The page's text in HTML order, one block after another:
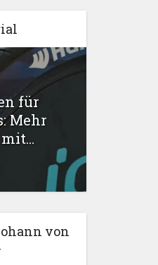
für
Mehr
von